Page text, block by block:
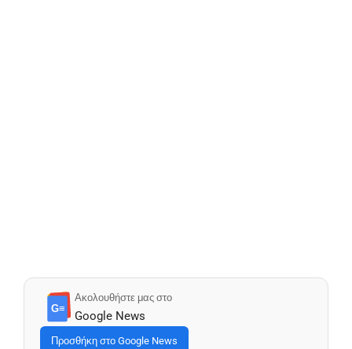
G≡
Ακολουθήστε μας στο
Google News
Προσθήκη στο Google News